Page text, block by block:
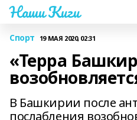
Наши Киги
Спорт 19 МАЯ 2020, 02:31
«Терра
В Башкирии после
послабления